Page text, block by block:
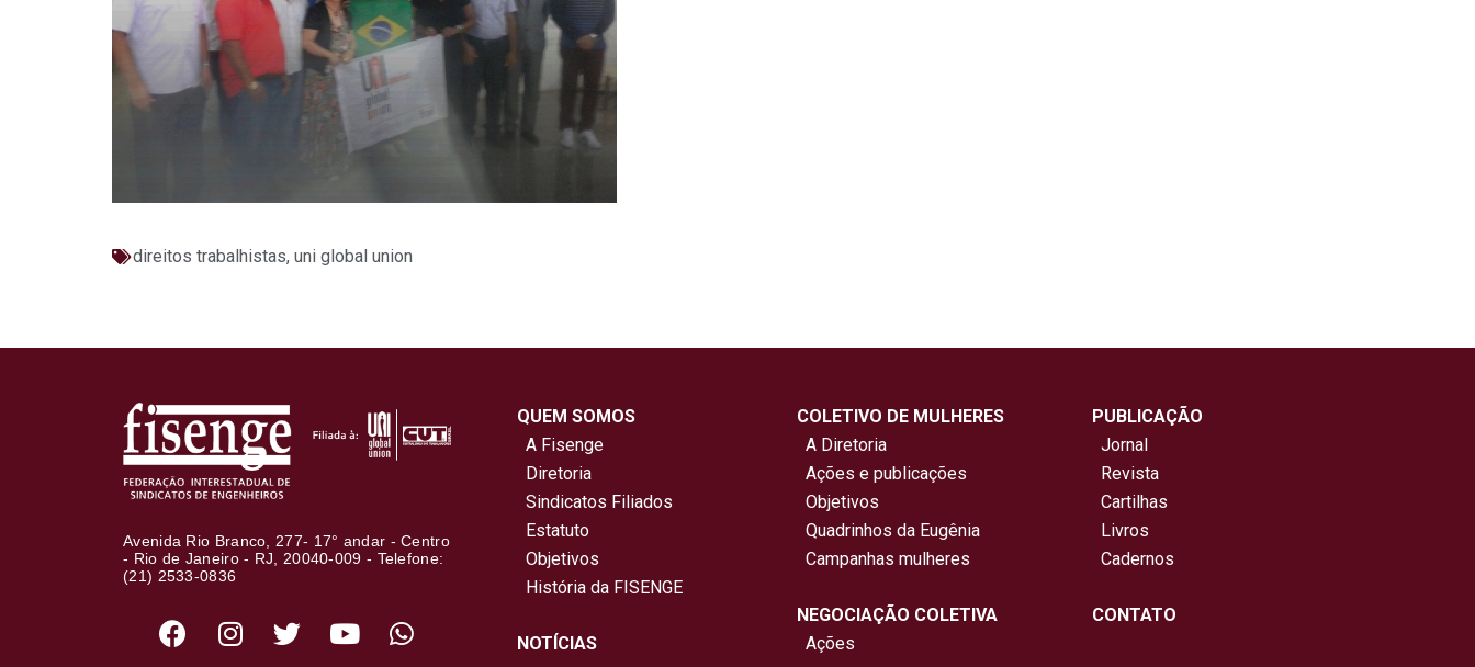
direitos trabalhistas, uni global union
Avenida Rio Branco, 277- 17° andar - Centro
- Rio de Janeiro - RJ, 20040-009 - Telefone:
(21) 2533-0836
QUEM SOMOS
A Fisenge
Diretoria
Sindicatos Filiados
Estatuto
Objetivos
História da FISENGE
NOTÍCIAS
COLETIVO DE MULHERES
A Diretoria
Ações e publicações
Objetivos
Quadrinhos da Eugênia
Campanhas mulheres
NEGOCIAÇÃO COLETIVA
Ações
PUBLICAÇÃO
Jornal
Revista
Cartilhas
Livros
Cadernos
CONTATO